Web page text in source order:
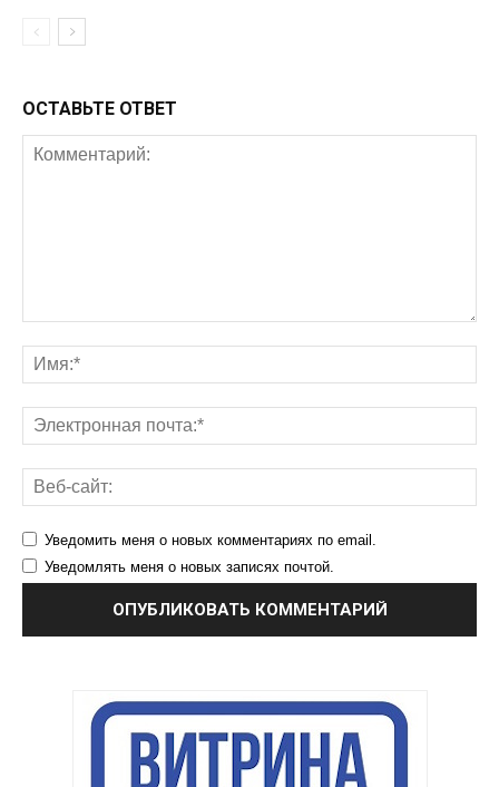
ОСТАВЬТЕ ОТВЕТ
Уведомить меня о новых комментариях по email.
Уведомлять меня о новых записях почтой.